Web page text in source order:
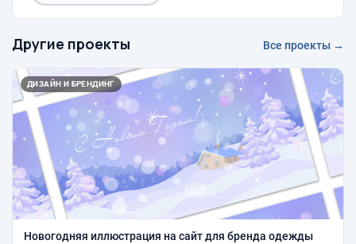
Другие проекты Все проекты →
ДИЗАЙН И БРЕНДИНГ
Новогодняя иллюстрация на сайт для бренда одежды